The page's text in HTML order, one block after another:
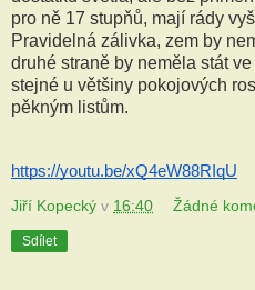
pro ně 17 stupňů, mají rády
Pravidelná zálivka, zem by
druhé straně by neměla stát
stejné u většiny pokojových
pěkným listům.
https://youtu.be/xQ4eW88RIqU
Jiří Kopecký v 16:40 Žádné
Sdílet